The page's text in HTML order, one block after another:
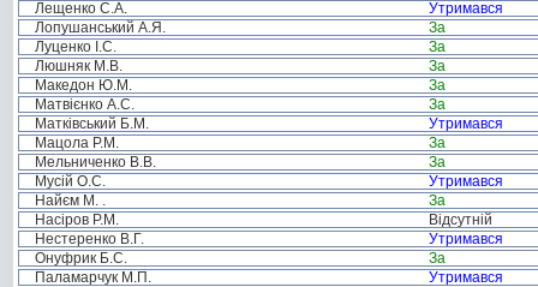
Лещенко С.А.
Утримався
Лопушанський А.Я.
За
Луценко І.С.
За
Люшняк М.В.
За
Македон Ю.М.
За
Матвієнко А.С.
За
Матківський Б.М.
Утримався
Мацола Р.М.
За
Мельниченко В.В.
За
Мусій О.С.
Утримався
Найєм М. .
За
Насіров Р.М.
Відсутній
Нестеренко В.Г.
Утримався
Онуфрик Б.С.
За
Паламарчук М.П.
Утримався